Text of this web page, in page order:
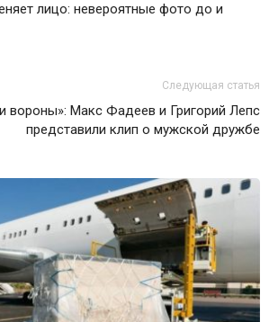
лицо: невероятные фото до и
Следующая статья
вороны»: Макс Фадеев и Григорий Лепс
представили клип о мужской дружбе